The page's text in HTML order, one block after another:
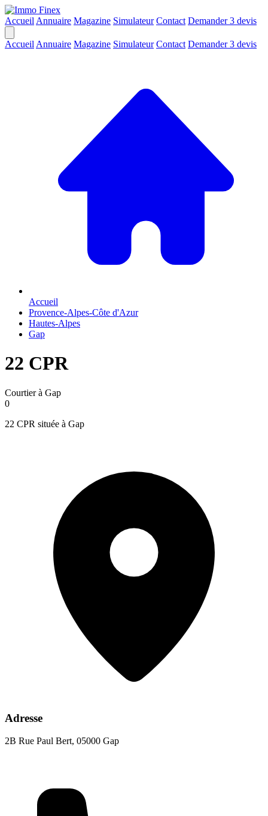
Accueil Annuaire Magazine Simulateur Contact Demander 3 devis
Accueil Annuaire Magazine Simulateur Contact Demander 3 devis
Accueil
Provence-Alpes-Côte d'Azur
Hautes-Alpes
Gap
22 CPR
Courtier à Gap
0
22 CPR située à Gap
Adresse
2B Rue Paul Bert, 05000 Gap